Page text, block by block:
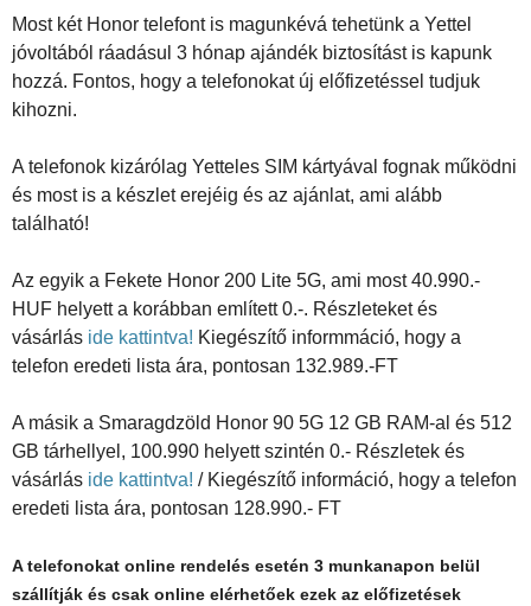
Most két Honor telefont is magunkévá tehetünk a Yettel
jóvoltából ráadásul 3 hónap ajándék biztosítást is kapunk
hozzá. Fontos, hogy a telefonokat új előfizetéssel tudjuk
kihozni.
A telefonok kizárólag Yetteles SIM kártyával fognak működni
és most is a készlet erejéig és az ajánlat, ami alább
található!
Az egyik a Fekete Honor 200 Lite 5G, ami most 40.990.-
HUF helyett a korábban említett 0.-. Részleteket és
vásárlás ide kattintva! Kiegészítő informmáció, hogy a
telefon eredeti lista ára, pontosan 132.989.-FT
A másik a Smaragdzöld Honor 90 5G 12 GB RAM-al és 512
GB tárhellyel, 100.990 helyett szintén 0.- Részletek és
vásárlás ide kattintva! / Kiegészítő információ, hogy a telefon
eredeti lista ára, pontosan 128.990.- FT
A telefonokat online rendelés esetén 3 munkanapon belül
szállítják és csak online elérhetőek ezek az előfizetések